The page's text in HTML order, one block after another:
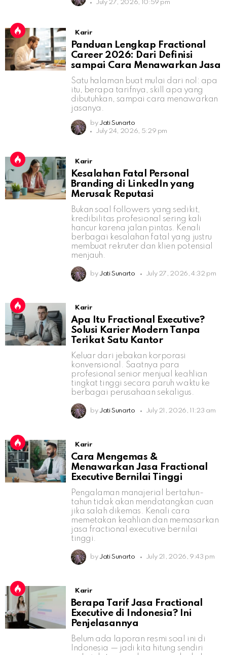
July 27, 2026, 10:59 pm
Karir
Panduan Lengkap Fractional
Career 2026: Dari Definisi
sampai Cara Menawarkan Jasa
Satu halaman buat mulai dari nol: apa
itu, berapa tarifnya, skill apa yang
dibutuhkan, sampai cara menawarkan
jasanya.
by Jati Sunarto
July 24, 2026, 5:29 pm
Karir
Kesalahan Fatal Personal
Branding di LinkedIn yang
Merusak Reputasi
Bukan soal followers yang sedikit,
kredibilitas profesional sering kali
hancur karena jalan pintas. Kenali
berbagai kesalahan fatal yang justru
membuat rekruter dan klien potensial
menjauh.
by Jati Sunarto July 27, 2026, 4:32 pm
Karir
Apa Itu Fractional Executive?
Solusi Karier Modern Tanpa
Terikat Satu Kantor
Keluar dari jebakan korporasi
konvensional. Saatnya para
profesional senior menjual keahlian
tingkat tinggi secara paruh waktu ke
berbagai perusahaan sekaligus.
by Jati Sunarto July 21, 2026, 11:23 am
Karir
Cara Mengemas &
Menawarkan Jasa Fractional
Executive Bernilai Tinggi
Pengalaman manajerial bertahun-
tahun tidak akan mendatangkan cuan
jika salah dikemas. Kenali cara
memetakan keahlian dan memasarkan
jasa fractional executive bernilai
tinggi.
by Jati Sunarto July 21, 2026, 9:43 pm
Karir
Berapa Tarif Jasa Fractional
Executive di Indonesia? Ini
Penjelasannya
Belum ada laporan resmi soal ini di
Indonesia — jadi kita hitung sendiri